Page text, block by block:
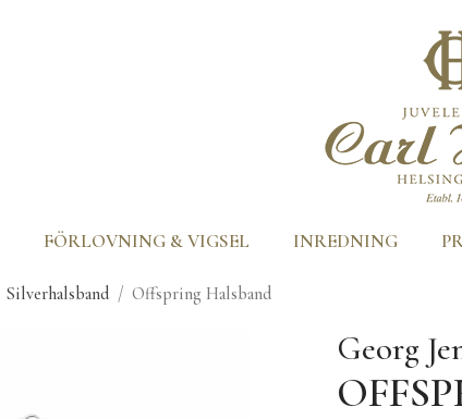
FÖRLOVNING & VIGSEL INREDNING
Silverhalsband / Offspring Halsband
Georg